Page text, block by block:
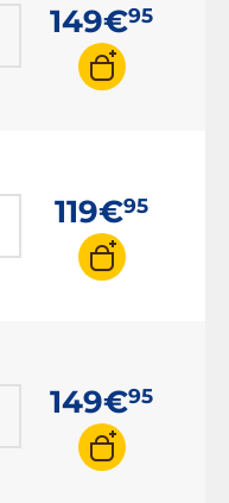
149€95
119€95
149€95